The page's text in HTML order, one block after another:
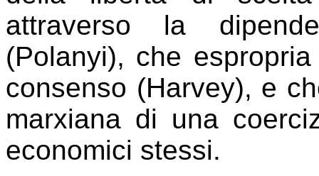
attraverso la
(Polanyi), che
consenso (Harvey), e
marxiana di una
economici stessi.